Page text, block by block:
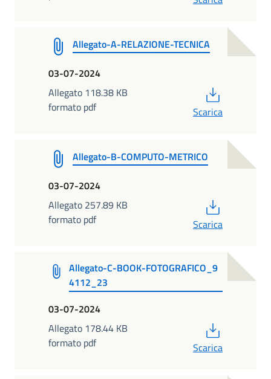
Allegato-A-RELAZIONE-TECNICA
03-07-2024
Allegato 118.38 KB
formato pdf
Scarica
Allegato-B-COMPUTO-METRICO
03-07-2024
Allegato 257.89 KB
formato pdf
Scarica
Allegato-C-BOOK-FOTOGRAFICO_9
4112_23
03-07-2024
Allegato 178.44 KB
formato pdf
Scarica